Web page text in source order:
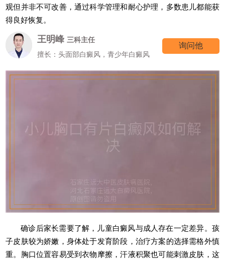
观但并非不可改善，通过科学管理和耐心护理，多数患儿都能获
得良好恢复。
王明峰 三科主任
擅长：头面部白癜风，青少年白癜风
询问他
确诊后家长需要了解，儿童白癜风与成人存在一定差异。孩
子皮肤较为娇嫩，身体处于发育阶段，治疗方案的选择需格外慎
重。胸口位置容易受到衣物摩擦，汗液积聚也可能刺激皮肤，这